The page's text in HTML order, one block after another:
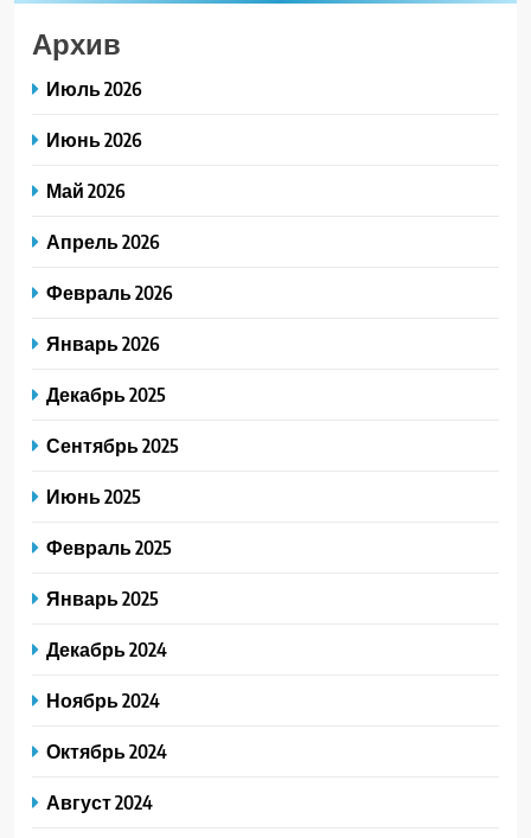
Архив
Июль 2026
Июнь 2026
Май 2026
Апрель 2026
Февраль 2026
Январь 2026
Декабрь 2025
Сентябрь 2025
Июнь 2025
Февраль 2025
Январь 2025
Декабрь 2024
Ноябрь 2024
Октябрь 2024
Август 2024